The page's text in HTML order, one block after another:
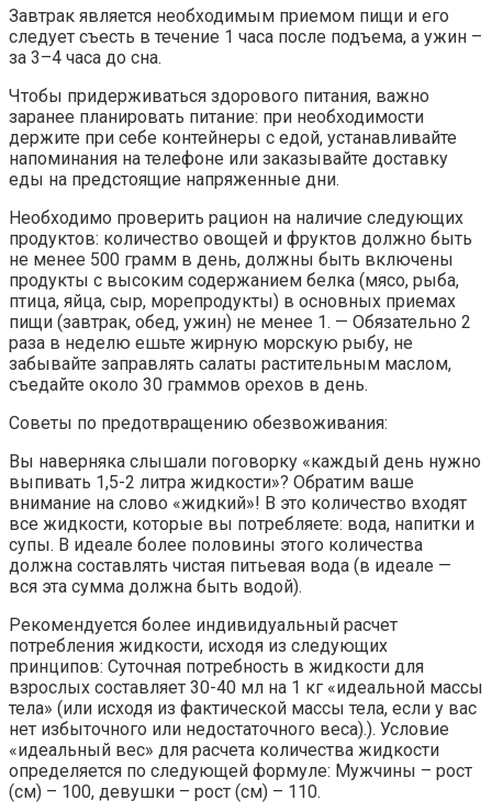
Завтрак является необходимым приемом пищи и его
следует съесть в течение 1 часа после подъема, а ужин –
за 3–4 часа до сна.
Чтобы придерживаться здорового питания, важно
заранее планировать питание: при необходимости
держите при себе контейнеры с едой, устанавливайте
напоминания на телефоне или заказывайте доставку
еды на предстоящие напряженные дни.
Необходимо проверить рацион на наличие следующих
продуктов: количество овощей и фруктов должно быть
не менее 500 грамм в день, должны быть включены
продукты с высоким содержанием белка (мясо, рыба,
птица, яйца, сыр, морепродукты) в основных приемах
пищи (завтрак, обед, ужин) не менее 1. — Обязательно 2
раза в неделю ешьте жирную морскую рыбу, не
забывайте заправлять салаты растительным маслом,
съедайте около 30 граммов орехов в день.
Советы по предотвращению обезвоживания:
Вы наверняка слышали поговорку «каждый день нужно
выпивать 1,5-2 литра жидкости»? Обратим ваше
внимание на слово «жидкий»! В это количество входят
все жидкости, которые вы потребляете: вода, напитки и
супы. В идеале более половины этого количества
должна составлять чистая питьевая вода (в идеале —
вся эта сумма должна быть водой).
Рекомендуется более индивидуальный расчет
потребления жидкости, исходя из следующих
принципов: Суточная потребность в жидкости для
взрослых составляет 30-40 мл на 1 кг «идеальной массы
тела» (или исходя из фактической массы тела, если у вас
нет избыточного или недостаточного веса).). Условие
«идеальный вес» для расчета количества жидкости
определяется по следующей формуле: Мужчины – рост
(см) – 100, девушки – рост (см) – 110.